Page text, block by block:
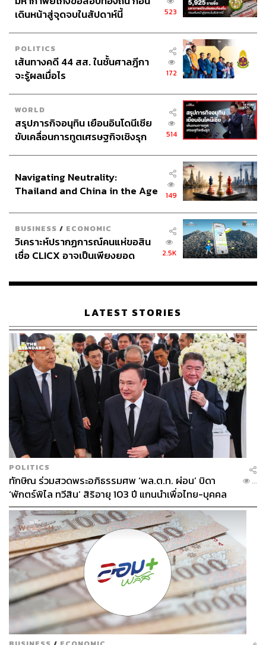
เดินหน้าสู่จุดจบในสัปดาห์นี้
523
POLITICS
เส้นทางคดี 44 สส. ในชั้นศาลฎีกา
จะรู้ผลเมื่อไร
172
WORLD
สรุปภารกิจอนุทิน เยือนอินโดนีเซีย
ขับเคลื่อนการทูตเศรษฐกิจเชิงรุก
514
Navigating Neutrality:
Thailand and China in the Age
149
BUSINESS / ECONOMIC
วิเคราะห์ปรากฏการณ์คนแห่ขอสิน
เชื่อ CLICX อาจเป็นเพียงยอด
เรือนไทยที่ถูกซุกไว้
2.5K
LATEST STORIES
POLITICS
ทักษิณ ร่วมสวดพระอภิธรรมศพ ‘พล.ต.ท. ผ่อน’ บิดา
‘พักตร์พิไล ทวีสิน’ สิริอายุ 103 ปี แกนนำเพื่อไทย-บุคคล
หลากวงการร่วมอาลัย
...